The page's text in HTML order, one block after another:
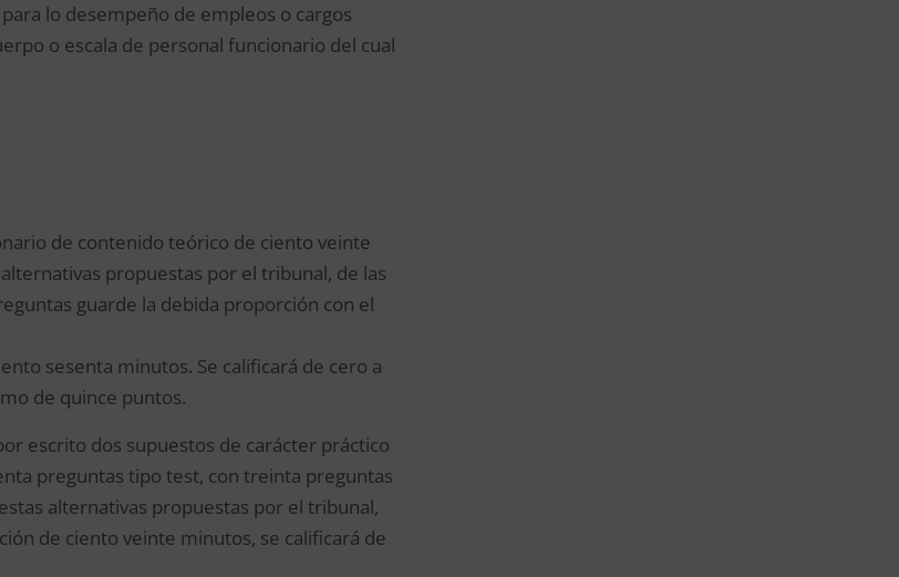
lo desempeño de empleos o cargos
o escala de personal funcionario del cual
de contenido teórico de ciento veinte
propuestas por el tribunal, de las
guarde la debida proporción con el
sesenta minutos. Se calificará de cero a
de quince puntos.
escrito dos supuestos de carácter práctico
preguntas tipo test, con treinta preguntas
alternativas propuestas por el tribunal,
de ciento veinte minutos, se calificará de